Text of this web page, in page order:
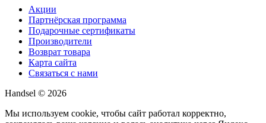
Акции
Партнёрская программа
Подарочные сертификаты
Производители
Возврат товара
Карта сайта
Связаться с нами
Handsel © 2026
Мы используем cookie, чтобы сайт работал корректно,